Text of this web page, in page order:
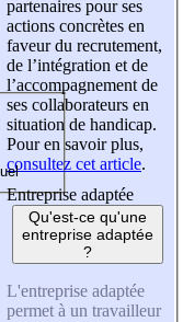
partenaires pour ses
actions concrètes en
faveur du recrutement,
de l’intégration et de
l’accompagnement de
ses collaborateurs en
situation de handicap.
Pour en savoir plus,
consultez cet article.
Entreprise adaptée
Qu'est-ce qu'une
entreprise adaptée
?
L'entreprise adaptée
permet à un travailleur